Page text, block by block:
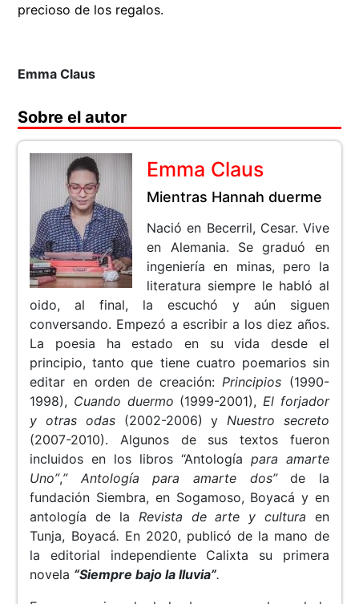
precioso de los regalos.
Emma Claus
Sobre el autor
Emma Claus
Mientras Hannah duerme
Nació en Becerril, Cesar. Vive
en Alemania. Se graduó en
ingeniería en minas, pero la
literatura siempre le habló al
oido, al final, la escuchó y aún siguen
conversando. Empezó a escribir a los diez años.
La poesia ha estado en su vida desde el
principio, tanto que tiene cuatro poemarios sin
editar en orden de creación:Principios (1990-
1998), Cuando duermo (1999-2001), El forjador
y otras odas(2002-2006) y Nuestro secreto
(2007-2010). Algunos de sus textos fueron
incluidos en los libros “Antología para amarte
Uno”,” Antología para amarte dos”de la
fundación Siembra, en Sogamoso, Boyacá y en
antología de la Revista de arte y cultura en
Tunja, Boyacá. En 2020, publicó de la mano de
la editorial independiente Calixta su primera
novela “Siempre bajo la lluvia”.